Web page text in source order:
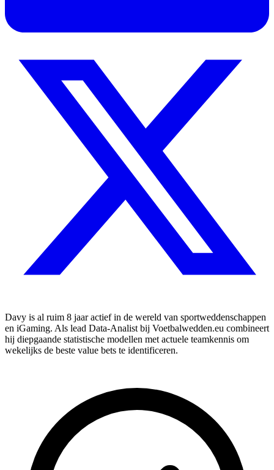
Davy is al ruim 8 jaar actief in de wereld van sportweddenschappen
en iGaming. Als lead Data-Analist bij Voetbalwedden.eu combineert
hij diepgaande statistische modellen met actuele teamkennis om
wekelijks de beste value bets te identificeren.